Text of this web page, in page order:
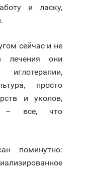
и ласку,
сейчас и не
лечения они
просто
и уколов,
– все, что
поминутно: